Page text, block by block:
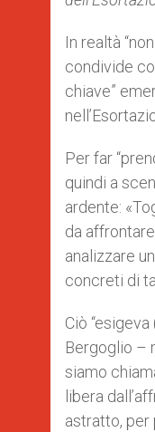
In realtà
condivide
chiave”
Per far
quindi a
ardente:
da
analizzare
concreti di
Ciò
Bergoglio –
siamo
libera
astratto, per